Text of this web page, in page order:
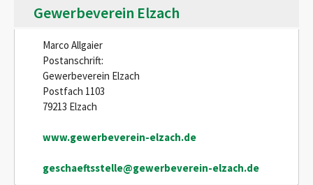
Gewerbeverein Elzach
Marco Allgaier
Postanschrift:
Gewerbeverein Elzach
Postfach 1103
79213 Elzach
www.gewerbeverein-elzach.de
geschaeftsstelle@gewerbeverein-elzach.de